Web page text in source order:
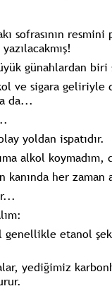
sofrasının resmini
günahlardan biri
ve sigara geliriyle
da...
yoldan ispatıdır.
alkol koymadım,
kanında her
genellikle etanol
yediğimiz